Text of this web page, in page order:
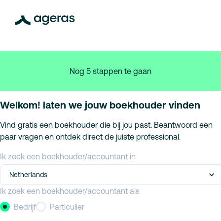
Nog 5 stappen te gaan
Welkom! laten we jouw boekhouder vinden
Vind gratis een boekhouder die bij jou past. Beantwoord een
paar vragen en ontdek direct de juiste professional.
Ik zoek een boekhouder/accountant in
Netherlands
Ik zoek een boekhouder/accountant als
Bedrijf
Particulier